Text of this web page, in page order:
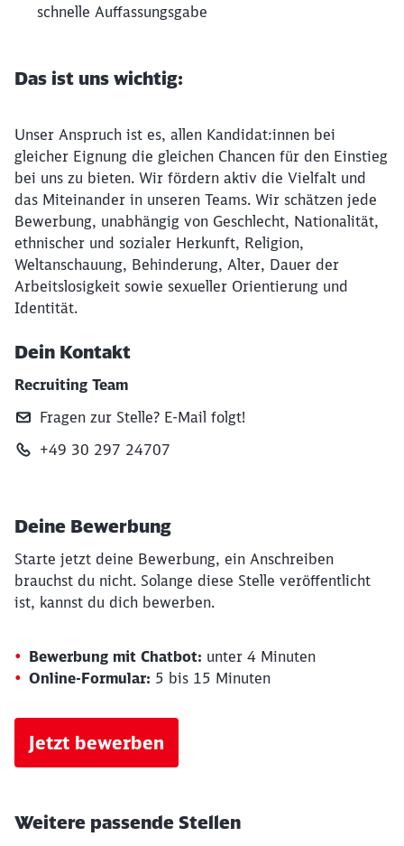
schnelle Auffassungsgabe
Das ist uns wichtig:
Unser Anspruch ist es, allen Kandidat:innen bei
gleicher Eignung die gleichen Chancen für den Einstieg
bei uns zu bieten. Wir fördern aktiv die Vielfalt und
das Miteinander in unseren Teams. Wir schätzen jede
Bewerbung, unabhängig von Geschlecht, Nationalität,
ethnischer und sozialer Herkunft, Religion,
Weltanschauung, Behinderung, Alter, Dauer der
Arbeitslosigkeit sowie sexueller Orientierung und
Identität.
Dein Kontakt
Recruiting Team
Fragen zur Stelle? E‑Mail folgt!
+49 30 297 24707
Deine Bewerbung
Starte jetzt deine Bewerbung, ein Anschreiben
brauchst du nicht. Solange diese Stelle veröffentlicht
ist, kannst du dich bewerben.
Bewerbung mit Chatbot: unter 4 Minuten
Online-Formular: 5 bis 15 Minuten
Jetzt bewerben
Weitere passende Stellen
Möchten Sie zuweitergeleitet